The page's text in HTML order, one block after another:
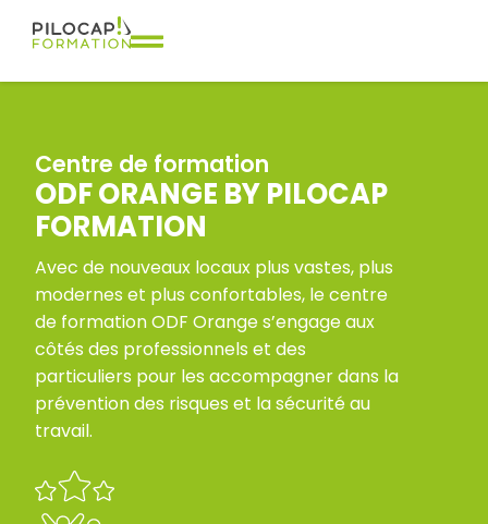
Centre de formation
ODF ORANGE BY PILOCAP
FORMATION
Avec de nouveaux locaux plus vastes, plus
modernes et plus confortables, le centre
de formation ODF Orange s’engage aux
côtés des professionnels et des
particuliers pour les accompagner dans la
prévention des risques et la sécurité au
travail.